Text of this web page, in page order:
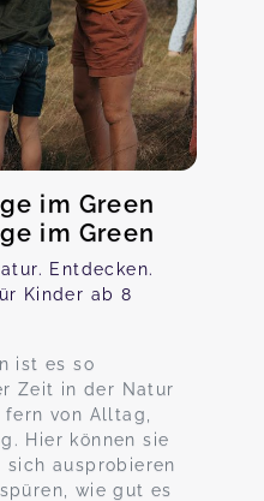
im Green
im Green
Entdecken.
Kinder ab 8
ist es so
Zeit in der Natur
von Alltag,
Hier können sie
sich ausprobieren
wie gut es